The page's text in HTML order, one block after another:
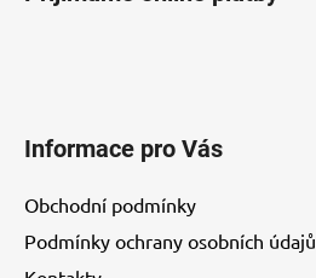
Informace pro Vás
Obchodní podmínky
Podmínky ochrany osobních údajů